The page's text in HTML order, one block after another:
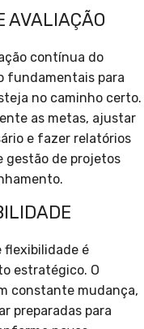
AVALIAÇÃO
contínua do
fundamentais para
no caminho certo.
as metas, ajustar
e fazer relatórios
gestão de projetos
flexibilidade é
estratégico. O
constante mudança,
preparadas para